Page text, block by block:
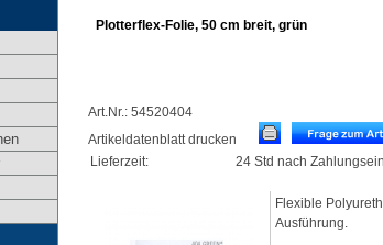
Plotterflex-Folie, 50 cm breit, grün
Art.Nr.: 54520404
Artikeldatenblatt drucken
Lieferzeit:
24 Std nach
Flexible
Ausführung.